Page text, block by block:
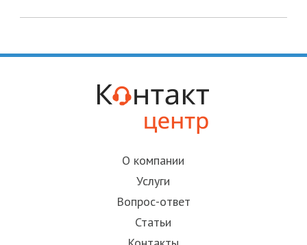
О компании
Услуги
Вопрос-ответ
Статьи